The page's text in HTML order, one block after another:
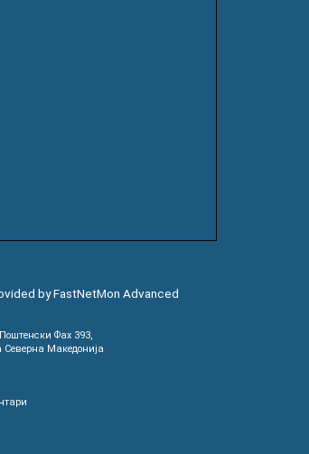
by FastNetMon Advanced
Фах 393,
Северна Македонија